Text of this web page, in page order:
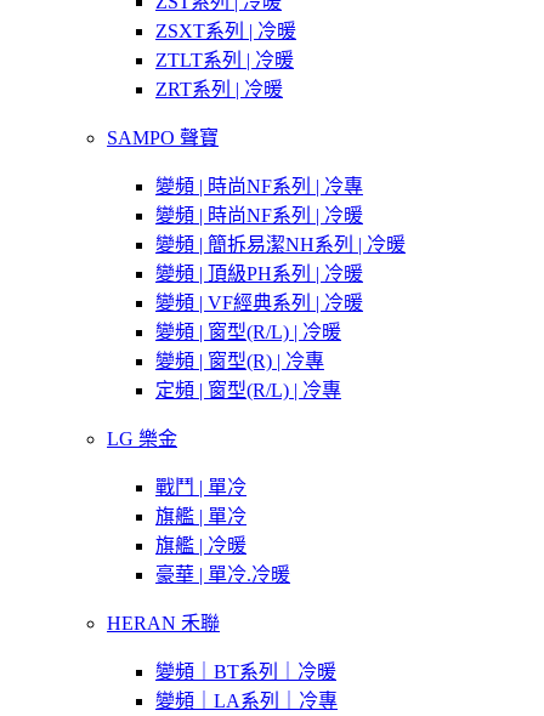
ZSXT系列 | 冷暖
ZTLT系列 | 冷暖
ZRT系列 | 冷暖
SAMPO 聲寶
變頻 | 時尚NF系列 | 冷專
變頻 | 時尚NF系列 | 冷暖
變頻 | 簡拆易潔NH系列 | 冷暖
變頻 | 頂級PH系列 | 冷暖
變頻 | VF經典系列 | 冷暖
變頻 | 窗型(R/L) | 冷暖
變頻 | 窗型(R) | 冷專
定頻 | 窗型(R/L) | 冷專
LG 樂金
戰鬥 | 單冷
旗艦 | 單冷
旗艦 | 冷暖
豪華 | 單冷.冷暖
HERAN 禾聯
變頻｜BT系列｜冷暖
變頻｜LA系列｜冷專